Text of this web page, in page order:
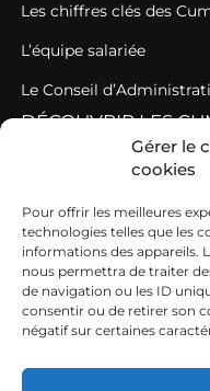
Gérer le
cookies
Pour offrir les meilleures
technologies telles que les
informations des appareils.
nous permettra de traiter
de navigation ou les ID
consentir ou de retirer son
négatif sur certaines
Les chiffres clés des
L’équipe salariée
Le Conseil
DÉCOUVRIR LES
Des Cuma fédérées au
Comment rejoindre une
Les règles de
TRAVAILLER AVEC
Nos offres d’emploi
Des emplois très